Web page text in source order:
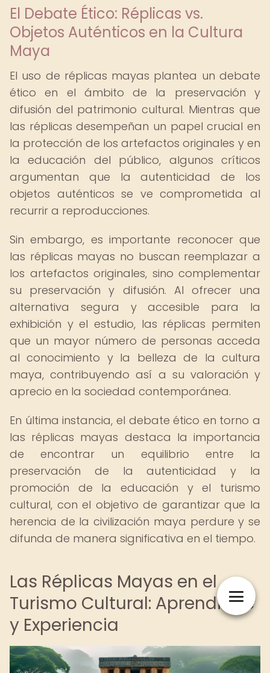
El Debate Ético: Réplicas vs.
Objetos Auténticos en la Cultura
Maya
El uso de réplicas mayas plantea un debate
ético en el ámbito de la preservación y
difusión del patrimonio cultural. Mientras que
las réplicas desempeñan un papel crucial en
la protección de los artefactos originales y en
la educación del público, algunos críticos
argumentan que la autenticidad de los
objetos auténticos se ve comprometida al
recurrir a reproducciones.
Sin embargo, es importante reconocer que
las réplicas mayas no buscan reemplazar a
los artefactos originales, sino complementar
su preservación y difusión. Al ofrecer una
alternativa segura y accesible para la
exhibición y el estudio, las réplicas permiten
que un mayor número de personas acceda
al conocimiento y la belleza de la cultura
maya, contribuyendo así a su valoración y
aprecio en la sociedad contemporánea.
En última instancia, el debate ético en torno a
las réplicas mayas destaca la importancia
de encontrar un equilibrio entre la
preservación de la autenticidad y la
promoción de la educación y el turismo
cultural, con el objetivo de garantizar que la
herencia de la civilización maya perdure y se
difunda de manera significativa en el tiempo.
Las Réplicas Mayas en el
Turismo Cultural: Aprendizaje
y Experiencia